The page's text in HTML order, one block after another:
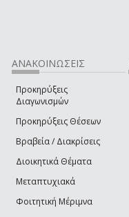
ΑΝΑΚΟΙΝΩΣΕΙΣ
Προκηρύξεις
Διαγωνισμών
Προκηρύξεις Θέσεων
Βραβεία / Διακρίσεις
Διοικητικά Θέματα
Μεταπτυχιακά
Φοιτητική Μέριμνα